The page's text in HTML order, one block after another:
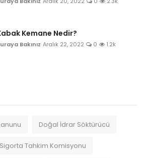
Kemane Nedir?
Bakınız Aralık 22, 2022 0 1.2k
Doğal İdrar Söktürücü
Sigorta Tahkim Komisyonu